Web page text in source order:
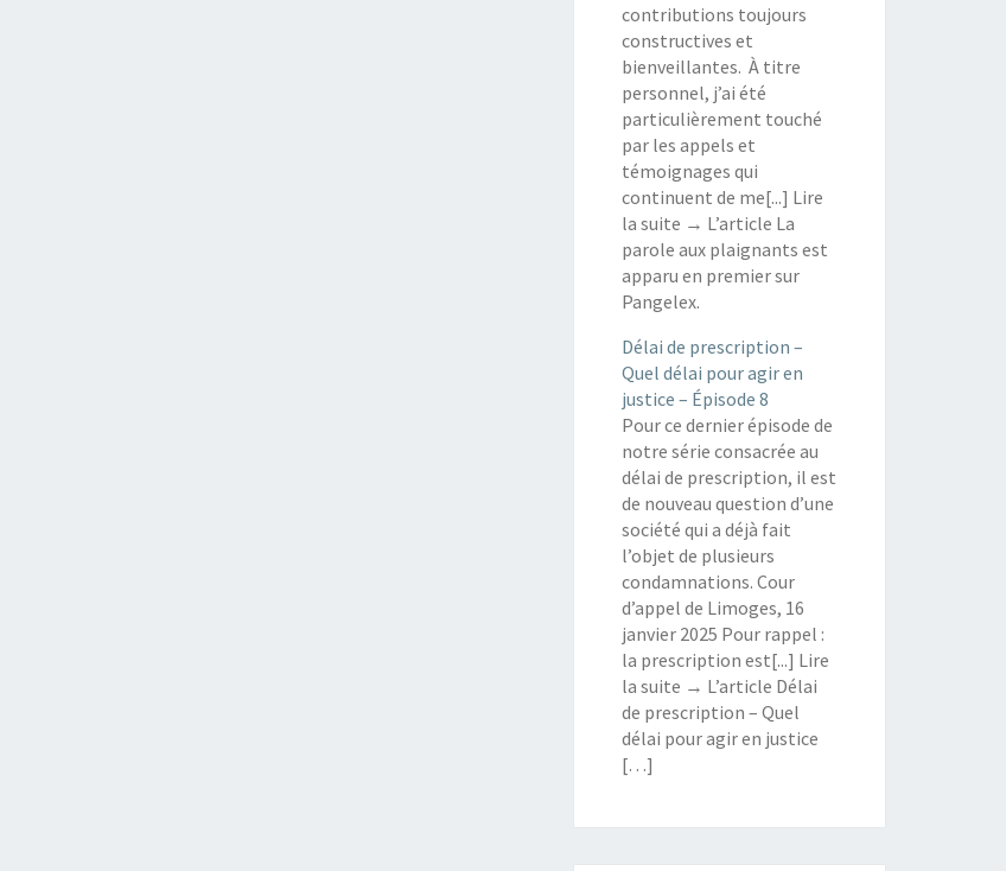
contributions toujours
constructives et
bienveillantes. À titre
personnel, j’ai été
particulièrement touché
par les appels et
témoignages qui
continuent de me[...] Lire
la suite → L’article La
parole aux plaignants est
apparu en premier sur
Pangelex.
Délai de prescription –
Quel délai pour agir en
justice – Épisode 8
Pour ce dernier épisode de
notre série consacrée au
délai de prescription, il est
de nouveau question d’une
société qui a déjà fait
l’objet de plusieurs
condamnations. Cour
d’appel de Limoges, 16
janvier 2025 Pour rappel :
la prescription est[...] Lire
la suite → L’article Délai
de prescription – Quel
délai pour agir en justice
[…]